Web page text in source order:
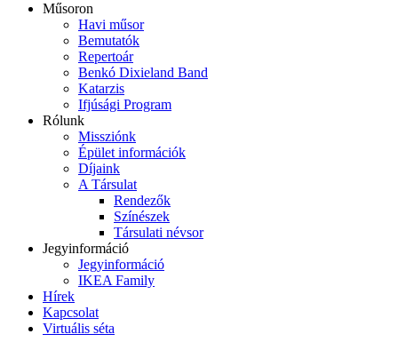
Műsoron
Havi műsor
Bemutatók
Repertoár
Benkó Dixieland Band
Katarzis
Ifjúsági Program
Rólunk
Missziónk
Épület információk
Díjaink
A Társulat
Rendezők
Színészek
Társulati névsor
Jegyinformáció
Jegyinformáció
IKEA Family
Hírek
Kapcsolat
Virtuális séta